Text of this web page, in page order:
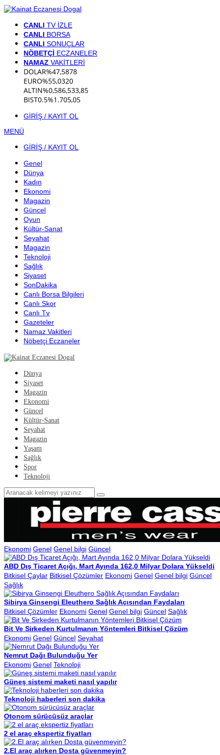
CANLI TV İZLE
CANLI BORSA
CANLI SONUÇLAR
NÖBETÇİ ECZANELER
NAMAZ VAKİTLERİ
DOLAR%47,5878
EURO%55,0320
ALTIN%0,586,533,85
BIST0.5%1.705,05
GİRİŞ / KAYIT OL
MENÜ
GİRİŞ / KAYIT OL
Genel
Dünya
Kadın
Ekonomi
Magazin
Güncel
Oyun
Kültür-Sanat
Seyahat
Magazin
Teknoloji
Sağlık
Siyaset
SonDakika
Canlı Borsa Bilgileri
Canlı Skor
Canlı Tv
Gazeteler
Namaz Vakitleri
Nöbetçi Eczaneler
Dünya
Siyaset
Magazin
Ekonomi
Güncel
Kültür-Sanat
Seyahat
Magazin
Yaşam
Sağlık
Spor
Teknoloji
Ekonomi Genel Genel bilgi Güncel
ABD Dış Ticaret Açığı, Mart Ayında 162,0 Milyar Dolara Yükseldi
Bitkisel Çaylar Bitkisel Çözümler Ekonomi Genel Genel bilgi Güncel
Sağlık
Sibirya Ginsengi Eleuthero Sağlık Açısından Faydaları
Bitkisel Çözümler Ekonomi Genel Genel bilgi Güncel Sağlık
Bit Ve Sirkeden Kurtulmanın Yöntemleri Bitkisel Çözüm
Ekonomi Genel Güncel Seyahat
Nemrut Dağı Bulunduğu Yer
Ekonomi Genel Teknoloji
Güneş sistemi maketi nasıl yapılır
Teknoloji haberleri son dakika
Otonom sürücüsüz araçlar
2 el araç ekspertiz fiyatları
2.El araç alırken Dosta güvenmeyin?